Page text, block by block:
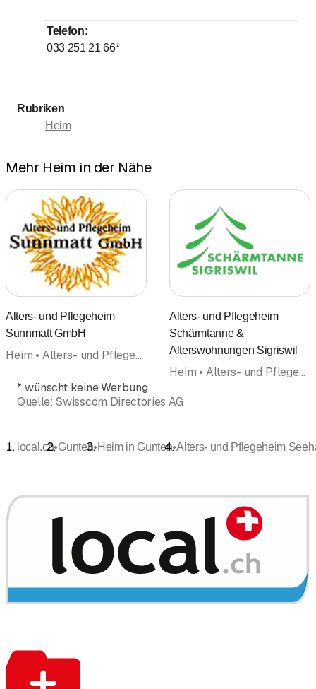
Telefon:
033 251 21 66*
Rubriken
Heim
Mehr Heim in der Nähe
Alters- und Pflegeheim
Sunnmatt GmbH
Heim • Alters- und Pflegeheim
Alters- und Pflegeheim
Schärmtanne &
Alterswohnungen Sigriswil
Heim • Alters- und Pflegeheim • Restaurant • Alterssiedlung Alterswohnung
* wünscht keine Werbung
Quelle: Swisscom Directories AG
local.ch•Gunten•Heim in Gunten•Alters- und Pflegeheim